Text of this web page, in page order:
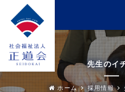
先生のイ
ホーム 採用情報